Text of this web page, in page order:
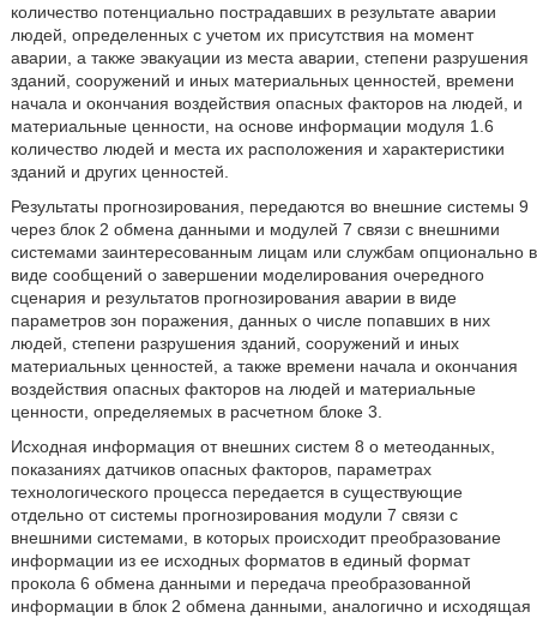
количество потенциально пострадавших в результате аварии
людей, определенных с учетом их присутствия на момент
аварии, а также эвакуации из места аварии, степени разрушения
зданий, сооружений и иных материальных ценностей, времени
начала и окончания воздействия опасных факторов на людей, и
материальные ценности, на основе информации модуля 1.6
количество людей и места их расположения и характеристики
зданий и других ценностей.
Результаты прогнозирования, передаются во внешние системы 9
через блок 2 обмена данными и модулей 7 связи с внешними
системами заинтересованным лицам или службам опционально в
виде сообщений о завершении моделирования очередного
сценария и результатов прогнозирования аварии в виде
параметров зон поражения, данных о числе попавших в них
людей, степени разрушения зданий, сооружений и иных
материальных ценностей, а также времени начала и окончания
воздействия опасных факторов на людей и материальные
ценности, определяемых в расчетном блоке 3.
Исходная информация от внешних систем 8 о метеоданных,
показаниях датчиков опасных факторов, параметрах
технологического процесса передается в существующие
отдельно от системы прогнозирования модули 7 связи с
внешними системами, в которых происходит преобразование
информации из ее исходных форматов в единый формат
прокола 6 обмена данными и передача преобразованной
информации в блок 2 обмена данными, аналогично и исходящая